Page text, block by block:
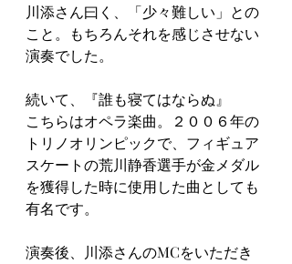
川添さん曰く、「少々難しい」との
こと。もちろんそれを感じさせない
演奏でした。
続いて、『誰も寝てはならぬ』
こちらはオペラ楽曲。２００６年の
トリノオリンピックで、フィギュア
スケートの荒川静香選手が金メダル
を獲得した時に使用した曲としても
有名です。
演奏後、川添さんのMCをいただき